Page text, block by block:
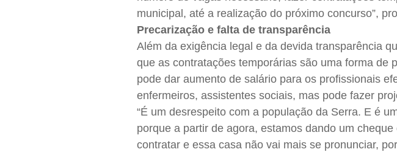
municipal, até a realização do próximo concurso”,
Precarização e falta de transparência
Além da exigência legal e da devida transparência
que as contratações temporárias são uma forma de
pode dar aumento de salário para os profissionais
enfermeiros, assistentes sociais, mas pode fazer
“É um desrespeito com a população da Serra. E é
porque a partir de agora, estamos dando um
contratar e essa casa não vai mais se pronunciar,